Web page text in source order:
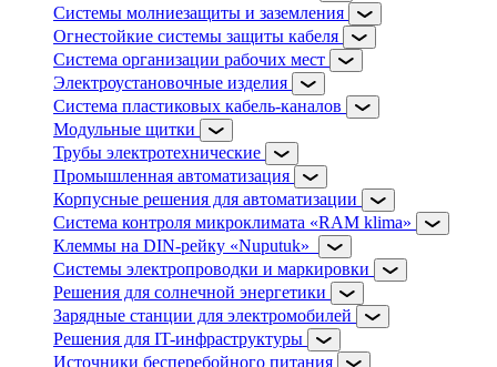
Системы молниезащиты и заземления
Огнестойкие системы защиты кабеля
Система организации рабочих мест
Электроустановочные изделия
Система пластиковых кабель-каналов
Модульные щитки
Трубы электротехнические
Промышленная автоматизация
Корпусные решения для автоматизации
Система контроля микроклимата «RAM klima»
Клеммы на DIN-рейку «Nuputuk»
Системы электропроводки и маркировки
Решения для солнечной энергетики
Зарядные станции для электромобилей
Решения для IT-инфраструктуры
Источники бесперебойного питания